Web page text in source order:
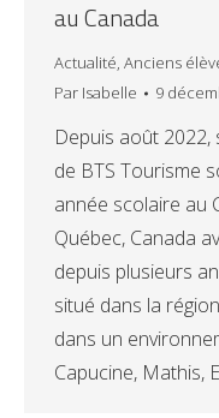
au Canada
Actualité, Anciens
Par Isabelle 9
Depuis août
de BTS Tourisme
année scolaire au
Québec, Canada
depuis plusieurs
situé dans la
dans un
Capucine, Mathis,